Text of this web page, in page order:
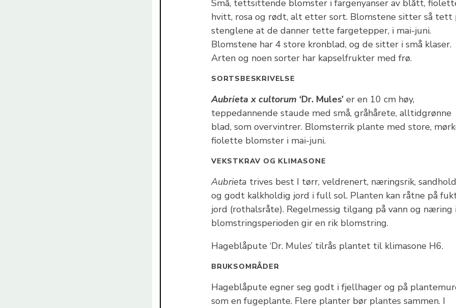
Små, tettsittende blomster i fargenyanser av blått,
hvitt, rosa og rødt, alt etter sort. Blomstene sitter så tett
stenglene at de danner tette fargetepper, i mai-juni.
Blomstene har 4 store kronblad, og de sitter i små klaser.
Arten og noen sorter har kapselfrukter med frø.
SORTSBESKRIVELSE
Aubrieta x cultorum ‘Dr. Mules’ er en 10 cm høy,
teppedannende staude med små, gråhårete, alltidgrønne
blad, som overvintrer. Blomsterrik plante med store,
fiolette blomster i mai-juni.
VEKSTKRAV OG KLIMASONE
Aubrieta trives best I tørr, veldrenert, næringsrik,
og godt kalkholdig jord i full sol. Planten kan råtne på
jord (rothalsråte). Regelmessig tilgang på vann og næring
blomstringsperioden gir en rik blomstring.
Hageblåpute ‘Dr. Mules’ tilrås plantet til klimasone H6.
BRUKSOMRÅDER
Hageblåpute egner seg godt i fjellhager og på
som en fugeplante. Flere planter bør plantes sammen. I